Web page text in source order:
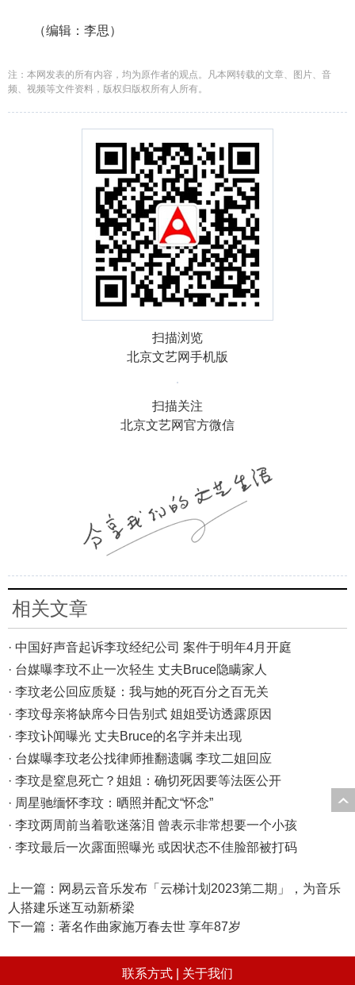
（编辑：李思）
注：本网发表的所有内容，均为原作者的观点。凡本网转载的文章、图片、音
频、视频等文件资料，版权归版权所有人所有。
扫描浏览
北京文艺网手机版
扫描关注
北京文艺网官方微信
相关文章
· 中国好声音起诉李玟经纪公司 案件于明年4月开庭
· 台媒曝李玟不止一次轻生 丈夫Bruce隐瞒家人
· 李玟老公回应质疑：我与她的死百分之百无关
· 李玟母亲将缺席今日告别式 姐姐受访透露原因
· 李玟讣闻曝光 丈夫Bruce的名字并未出现
· 台媒曝李玟老公找律师推翻遗嘱 李玟二姐回应
· 李玟是窒息死亡？姐姐：确切死因要等法医公开
· 周星驰缅怀李玟：晒照并配文“怀念”
· 李玟两周前当着歌迷落泪 曾表示非常想要一个小孩
· 李玟最后一次露面照曝光 或因状态不佳脸部被打码
上一篇： 网易云音乐发布「云梯计划2023第二期」，为音乐
人搭建乐迷互动新桥梁
下一篇： 著名作曲家施万春去世 享年87岁
联系方式 | 关于我们